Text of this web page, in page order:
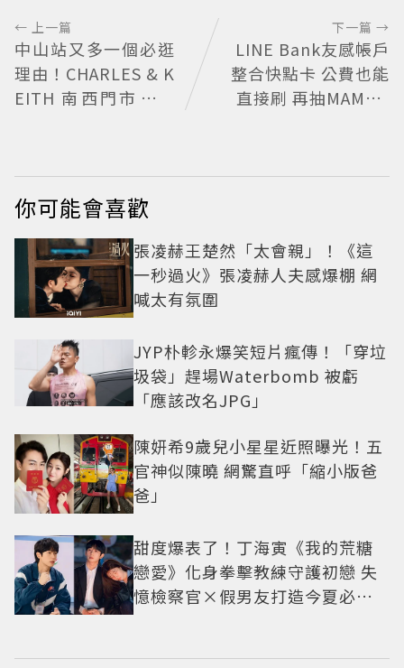
← 上一篇
中山站又多一個必逛
理由！CHARLES & K
EITH 南西門市全新
時尚
下一篇 →
LINE Bank友感帳戶
整合快點卡 公費也能
直接刷 再抽MAMA A
你可能會喜歡
張凌赫王楚然「太會親」！《這
一秒過火》張凌赫人夫感爆棚 網
喊太有氛圍
JYP朴軫永爆笑短片瘋傳！「穿垃
圾袋」趕場Waterbomb 被虧
「應該改名JPG」
陳妍希9歲兒小星星近照曝光！五
官神似陳曉 網驚直呼「縮小版爸
爸」
甜度爆表了！丁海寅《我的荒糖
戀愛》化身拳擊教練守護初戀 失
憶檢察官×假男友打造今夏必看